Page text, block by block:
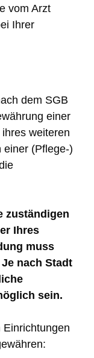
vom Arzt
Ihrer
dem SGB
einer
weiteren
einer (Pflege-)
zuständigen
Ihres
muss
Je nach Stadt
sein.